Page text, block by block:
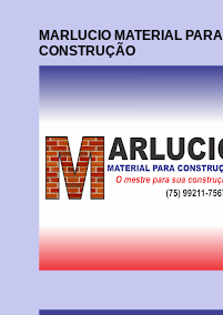
MARLUCIO MATERIAL PARA
CONSTRUÇÃO